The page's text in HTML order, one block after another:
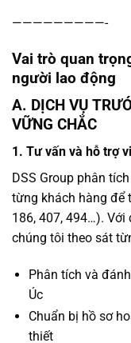
—————————-
Vai trò quan
người lao động
A. DỊCH VỤ
VỮNG CHẮC
1. Tư vấn và hỗ trợ
DSS Group phân
từng khách hàng để
186, 407, 494…).
chúng tôi theo sát
Phân tích và
Úc
Chuẩn bị hồ sơ
thiết